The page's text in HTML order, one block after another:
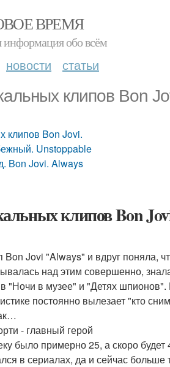
ВРЕМЯ
информация обо всём
новости статьи
клипов Bon
клипов Bon Jovi.
Unstoppable
Bon Jovi. Always
клипов Bon
Bon Jovi "Always" и вдруг поняла,
над этим совершенно,
"Ночи в музее" и "Детях
постоянно вылезает "кто
- главный герой
было примерно 25, а скоро
в сериалах, да и сейчас